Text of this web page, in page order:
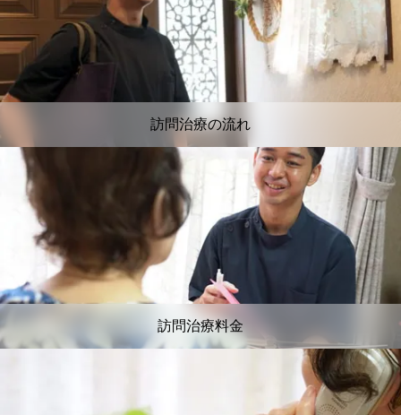
訪問治療の流れ
訪問治療料金